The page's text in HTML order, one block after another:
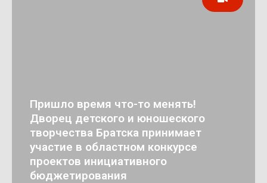
Пришло время что-то менять!
Дворец детского и юношеского
творчества Братска принимает
участие в областном конкурсе
проектов инициативного
бюджетирования